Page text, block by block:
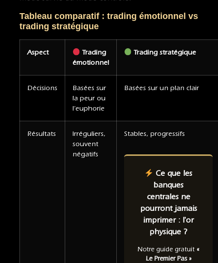
Tableau comparatif : trading émotionnel vs
trading stratégique
Aspect
Trading
émotionnel
Trading stratégique
Décisions
Basées sur
la peur ou
l’euphorie
Basées sur un plan clair
Résultats
Irréguliers,
souvent
négatifs
Stables, progressifs
Ce que les
banques
centrales ne
pourront jamais
imprimer : l'or
physique ?
Notre guide gratuit «
Le Premier Pas »